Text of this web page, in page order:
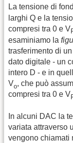
La tensione di
larghi Q e la
compresi tra 0 e V
esaminiamo la
trasferimento di
dato digitale - un
intero D - e in
Vo, che può
compresi tra 0 e V
In alcuni DAC la
variata attraverso
vengono chiamati